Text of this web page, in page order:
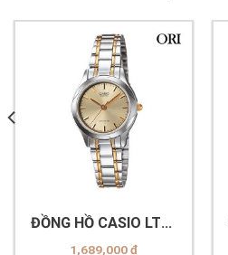
ĐỒNG HỒ CASIO LTP-
1275SG-9ADF
1,689,000₫